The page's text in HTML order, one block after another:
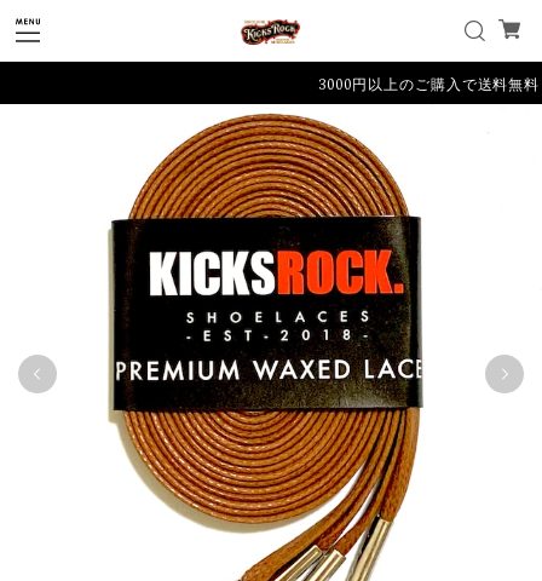
3000円以上のご購入で送料無料